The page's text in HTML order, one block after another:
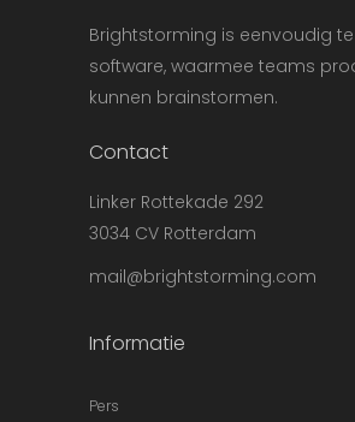
Brightstorming is eenvoudig
software, waarmee teams
kunnen brainstormen.
Contact
Linker Rottekade 292
3034 CV Rotterdam
mail@brightstorming.com
Informatie
Pers